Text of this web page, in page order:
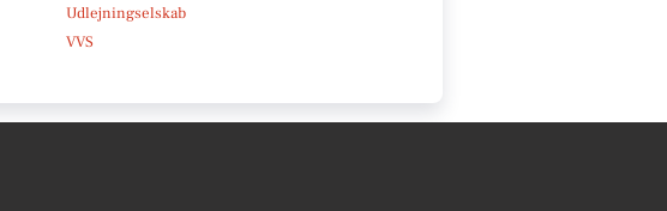
Udlejningselskab
VVS